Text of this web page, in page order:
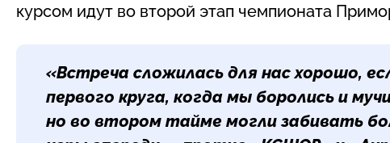
курсом идут во второй этап чемпионата
«Встреча сложилась для нас хорошо,
первого круга, когда мы боролись и
но во втором тайме могли забивать